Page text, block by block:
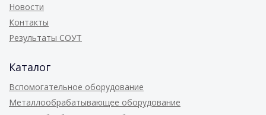
Новости
Контакты
Результаты СОУТ
Каталог
Вспомогательное оборудование
Металлообрабатывающее оборудование